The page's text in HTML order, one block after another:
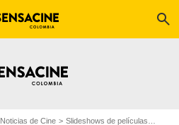
search
Noticias de Cine Slideshows de películas